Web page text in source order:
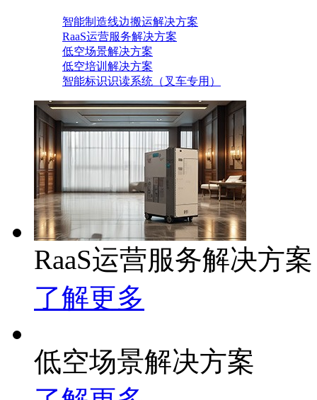
智能制造线边搬运解决方案
RaaS运营服务解决方案
低空场景解决方案
低空培训解决方案
智能标识识读系统（叉车专用）
RaaS运营服务解决方案
了解更多
低空场景解决方案